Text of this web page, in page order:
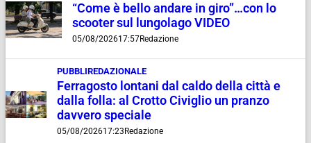
“Come è bello andare in giro”…con lo
scooter sul lungolago VIDEO
05/08/202617:57Redazione
PUBBLIREDAZIONALE
Ferragosto lontani dal caldo della città e
dalla folla: al Crotto Civiglio un pranzo
davvero speciale
05/08/202617:23 Redazione